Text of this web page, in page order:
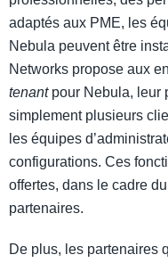
adaptés aux PME, les
Nebula peuvent être
Networks propose aux
tenant pour Nebula, leur
simplement plusieurs
les équipes
configurations. Ces
offertes, dans le cadre
partenaires.
De plus, les partenaires